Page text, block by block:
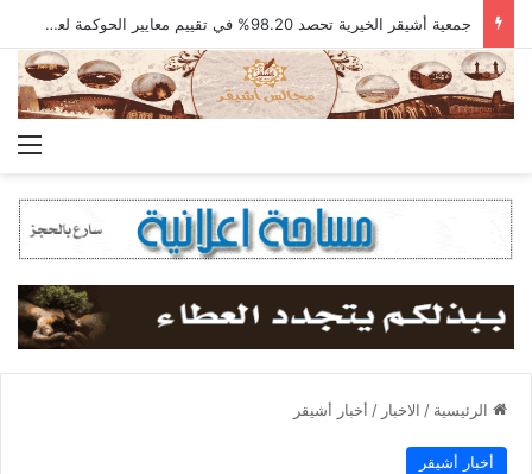
حفل ختام أنشطة روضة أشيقر للعام 1447هـ
الرئيسية / الاخبار / أخبار أشيقر
أخبار أشيقر